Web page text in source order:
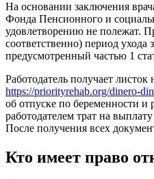
На основании заключения
Фонда Пенсионного и
удовлетворению не полежат.
соответственно) период
предусмотренный частью 1
Работодатель получает
https://priorityrehab.org/dinero-
об отпуске по беременности
работодателем трат на
После получения всех
Кто имеет право